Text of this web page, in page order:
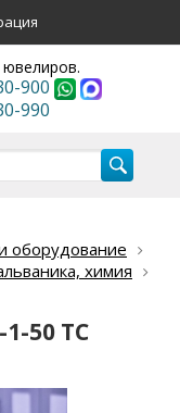
900
990
оборудование
химия
50 ТС